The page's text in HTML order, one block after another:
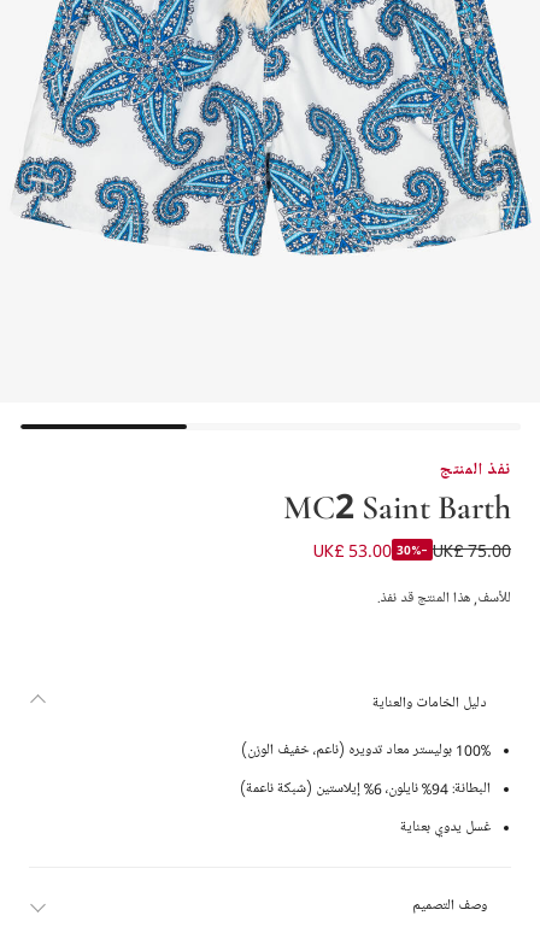
نفذ المنتج
MC2 Saint Barth
شورت سباحة بطبعة بيزلي لون أزرق للأولاد
UK£ 75.00
-30%
UK£ 53.00
للأسف, هذا المنتج قد نفذ.
دليل الخامات والعناية
100% بوليستر معاد تدويره (ناعم، خفيف الوزن)
البطانة: 94% نايلون، 6% إيلاستين (شبكة ناعمة)
غسل يدوي بعناية
وصف التصميم